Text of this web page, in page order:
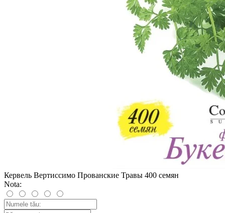
Кервель Вертиссимо Прованские Травы 400 семян
Nota: